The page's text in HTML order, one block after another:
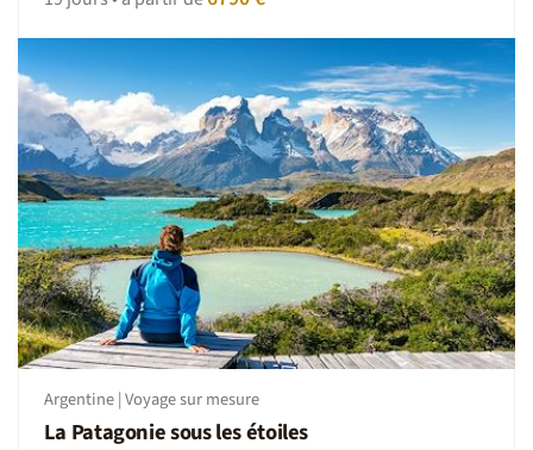
Air France, KLM, Iberia, United Airlines, American Airlines
ou Latam sont les compagnies les plus fréquentes.
Veillez à nous communiquer impérativement dès
l’inscription les noms et prénoms figurant sur votre
passeport, ainsi que votre date de naissance (et non pas
votre prénom d’usage ou nom d’épouse si votre
passeport ne les mentionnent pas). En cas d’erreur, vous
ne pourriez pas embarquer et des frais pourraient être
appliqués par la compagnie.
Vol intérieur
Au Chili les vols intérieurs sont avec la compagnie Latam
(LA)
Argentine | Voyage sur mesure
La Patagonie sous les étoiles